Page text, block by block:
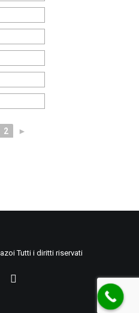
2 ►
Tutti i diritti riservati